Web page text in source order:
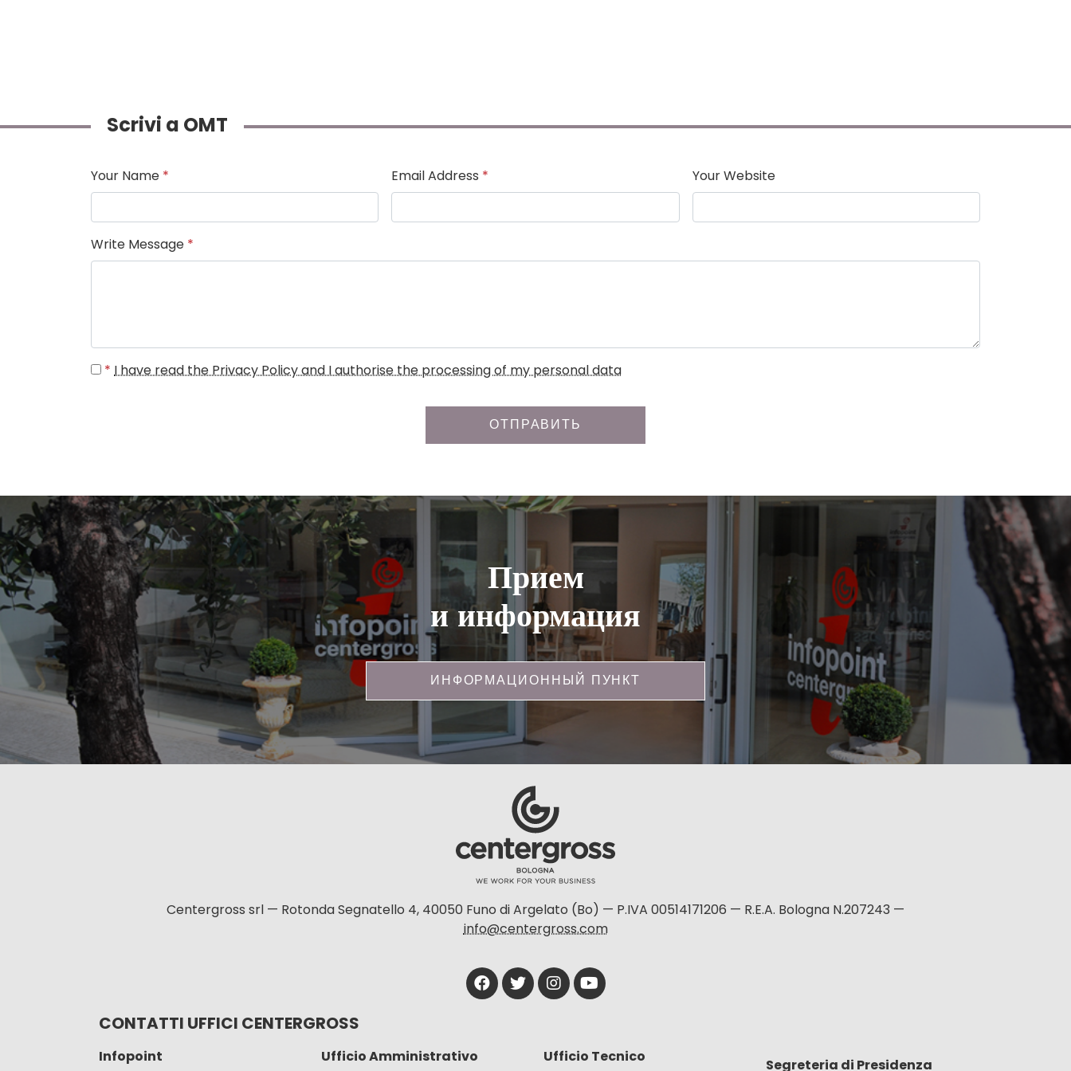
Scrivi a OMT
Your Name * Email Address * Your Website
Write Message *
* I have read the Privacy Policy and I authorise the processing of my personal data
ОТПРАВИТЬ
Прием
и информация
ИНФОРМАЦИОННЫЙ ПУНКТ
Centergross srl — Rotonda Segnatello 4, 40050 Funo di Argelato (Bo) — P.IVA 00514171206 — R.E.A. Bologna N.207243 —
info@centergross.com
CONTATTI UFFICI CENTERGROSS
Infopoint Ufficio Amministrativo Ufficio Tecnico Segreteria di Presidenza